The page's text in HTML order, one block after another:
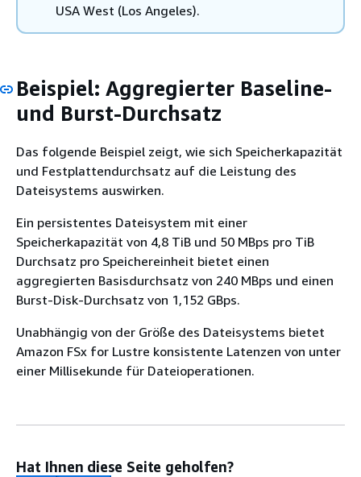
USA West (Los Angeles).
Beispiel: Aggregierter Baseline-
und Burst-Durchsatz
Das folgende Beispiel zeigt, wie sich Speicherkapazität
und Festplattendurchsatz auf die Leistung des
Dateisystems auswirken.
Ein persistentes Dateisystem mit einer
Speicherkapazität von 4,8 TiB und 50 MBps pro TiB
Durchsatz pro Speichereinheit bietet einen
aggregierten Basisdurchsatz von 240 MBps und einen
Burst-Disk-Durchsatz von 1,152 GBps.
Unabhängig von der Größe des Dateisystems bietet
Amazon FSx for Lustre konsistente Latenzen von unter
einer Millisekunde für Dateioperationen.
Hat Ihnen diese Seite geholfen?